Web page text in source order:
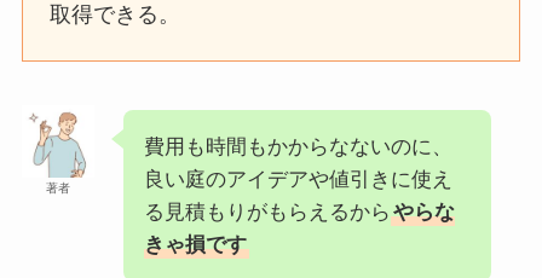
取得できる。
著者
費用も時間もかからなないのに、
良い庭のアイデアや値引きに使え
る見積もりがもらえるから やらな
きゃ損です